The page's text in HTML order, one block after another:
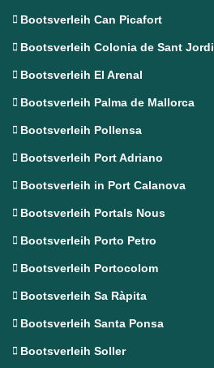
Bootsverleih Can Picafort
Bootsverleih Colonia de Sant Jordi
Bootsverleih El Arenal
Bootsverleih Palma de Mallorca
Bootsverleih Pollensa
Bootsverleih Port Adriano
Bootsverleih in Port Calanova
Bootsverleih Portals Nous
Bootsverleih Porto Petro
Bootsverleih Portocolom
Bootsverleih Sa Ràpita
Bootsverleih Santa Ponsa
Bootsverleih Soller